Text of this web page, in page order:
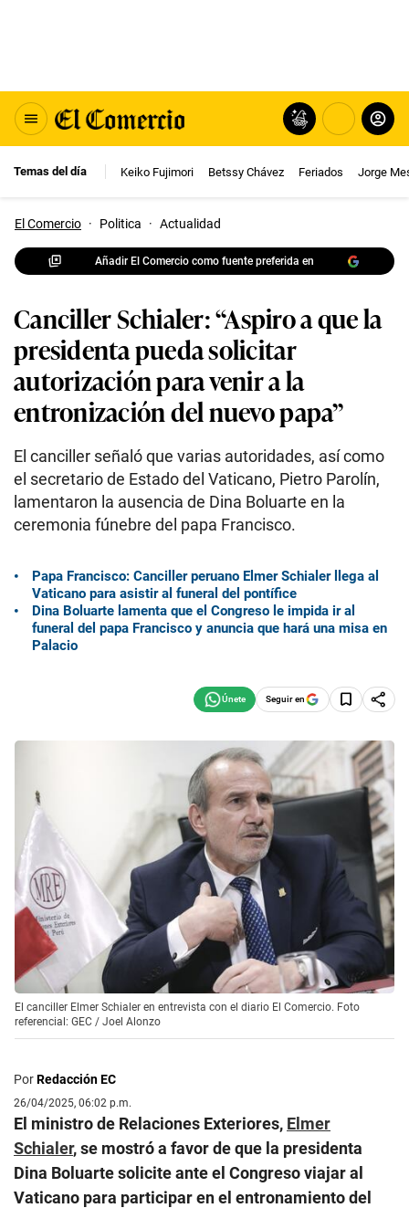
Temas del día Keiko Fujimori Betssy Chávez Feriados Jorge
El Comercio · Politica · Actualidad
Añadir El Comercio como fuente preferida en
Canciller Schialer: “Aspiro a que la
presidenta pueda solicitar
autorización para venir a la
entronización del nuevo papa”
El canciller señaló que varias autoridades, así como
el secretario de Estado del Vaticano, Pietro Parolín,
lamentaron la ausencia de Dina Boluarte en la
ceremonia fúnebre del papa Francisco.
Papa Francisco: Canciller peruano Elmer Schialer llega al
Vaticano para asistir al funeral del pontífice
Dina Boluarte lamenta que el Congreso le impida ir al
funeral del papa Francisco y anuncia que hará una misa en
Palacio
Seguir en
El canciller Elmer Schialer en entrevista con el diario El Comercio. Foto
referencial: GEC / Joel Alonzo
PorRedacción EC
26/04/2025, 06:02 p.m.
El ministro de Relaciones Exteriores, Elmer
Schialer, se mostró a favor de que la presidenta
Dina Boluarte solicite ante el Congreso viajar al
Vaticano para participar en el entronamiento del